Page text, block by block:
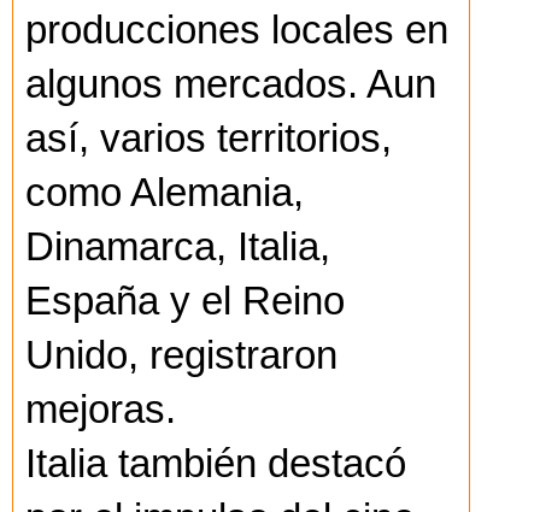
producciones locales en
algunos mercados. Aun
así, varios territorios,
como Alemania,
Dinamarca, Italia,
España y el Reino
Unido, registraron
mejoras.
Italia también destacó